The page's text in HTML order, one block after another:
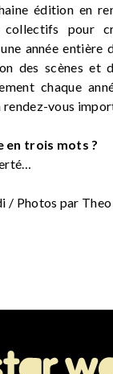
édition en
collectifs pour
année
des scènes et
chaque
vous
en trois mots ?
/ Photos par